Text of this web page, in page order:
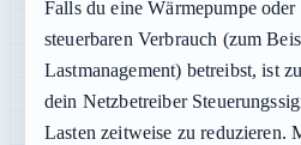
Falls du eine Wärmepumpe oder
steuerbaren Verbrauch (zum
Lastmanagement) betreibst, ist
dein Netzbetreiber
Lasten zeitweise zu reduzieren.